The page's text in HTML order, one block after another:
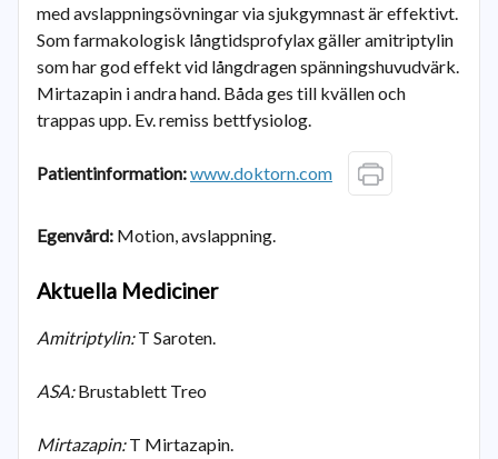
med avslappningsövningar via sjukgymnast är effektivt.
Som farmakologisk långtidsprofylax gäller amitriptylin
som har god effekt vid långdragen spänningshuvudvärk.
Mirtazapin i andra hand. Båda ges till kvällen och
trappas upp. Ev. remiss bettfysiolog.
Patientinformation:www.doktorn.com
Egenvård: Motion, avslappning.
Aktuella Mediciner
Amitriptylin:T Saroten.
ASA:Brustablett Treo
Mirtazapin:T Mirtazapin.